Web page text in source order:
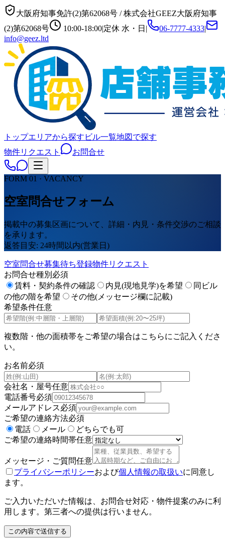
大阪府知事免許(2)第62068号 /株式会社GEEZ大阪府知事
(2)第62068号
10:00-18:00|定休 水・日 | 06-7777-4333|
info@geez.ltd
トップエリアから探す ビル一覧地図で探す
物件リクエスト
お問合せ
FORM 01 · VACANCY
空室問合せフォーム
掲載中の募集区画について、詳細・内見・条件交渉のご相談
を承ります。
返答目安: 24時間以内(営業日)
空室問合せ募集待ち登録物件リクエスト
お問合せ種別 必須
賃料・契約条件の確認
内見(現地見学)を希望
同ビル
の他の階を希望
その他(メッセージ欄に記載)
希望条件任意
複数階・他の面積帯をご希望の場合はこちらにご記入くださ
い。
お名前必須
会社名・屋号任意
電話番号必須
メールアドレス必須
ご希望の連絡方法必須
電話
メール
どちらでも可
ご希望の連絡時間帯任意
メッセージ・ご質問任意
プライバシーポリシーおよび個人情報の取扱いに同意し
ます。
ご入力いただいた情報は、お問合せ対応・物件提案のみに利
用します。第三者への提供は行いません。
この内容で送信する